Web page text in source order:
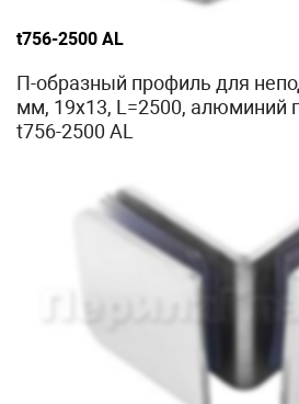
t756-2500 AL
П-образный профиль для
мм, 19x13, L=2500, алюминий
t756-2500 AL